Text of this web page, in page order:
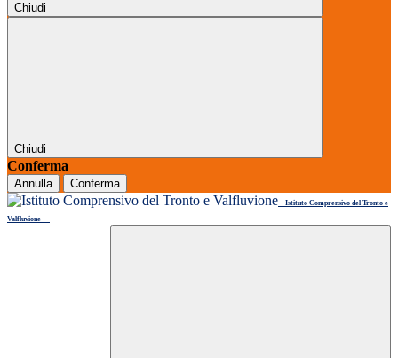
Chiudi
Chiudi
Conferma
Annulla Conferma
Istituto Comprensivo del Tronto e
Valfluvione